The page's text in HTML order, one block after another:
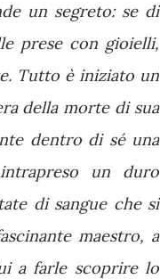
un segreto: se di
prese con gioielli,
Tutto è iniziato un
della morte di sua
dentro di sé una
un duro
di sangue che si
maestro, a
a farle scoprire lo